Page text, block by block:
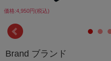
価格:4,950円(税込)
Brand ブランド